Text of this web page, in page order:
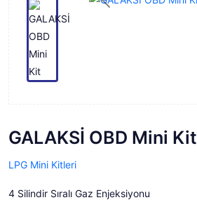
Previous
GALAKSİ OBD Mini Kit
LPG Mini Kitleri
4 Silindir Sıralı Gaz Enjeksiyonu